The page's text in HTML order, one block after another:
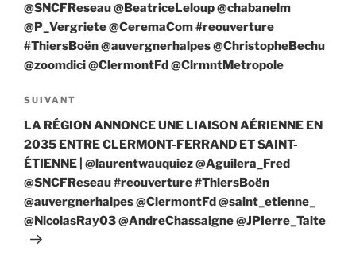
@SNCFReseau @BeatriceLeloup @chabanelm
@P_Vergriete @CeremaCom #reouverture
#ThiersBoën @auvergnerhalpes @ChristopheBechu
@zoomdici @ClermontFd @ClrmntMetropole
Article
suivant
SUIVANT
LA RÉGION ANNONCE UNE LIAISON AÉRIENNE EN
2035 ENTRE CLERMONT-FERRAND ET SAINT-
ÉTIENNE | @laurentwauquiez @Aguilera_Fred
@SNCFReseau #reouverture #ThiersBoën
@auvergnerhalpes @ClermontFd @saint_etienne_
@NicolasRay03 @AndreChassaigne @JPIerre_Taite